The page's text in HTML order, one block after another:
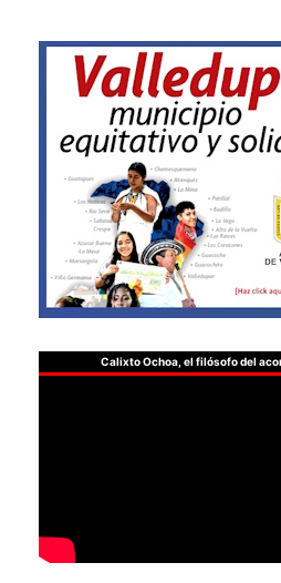
Calixto Ochoa, el filósofo del